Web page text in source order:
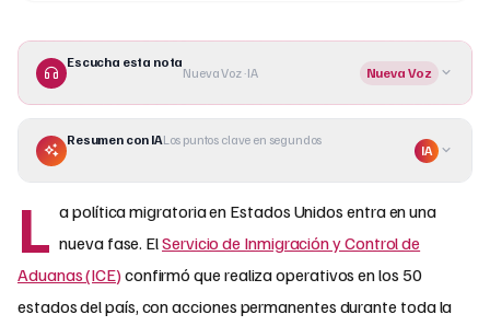
Escucha esta nota
Nueva Voz · IA Nueva Voz
Resumen con IALos puntos clave en segundos
IA
L a política migratoria en Estados Unidos entra en una
nueva fase. ElServicio de Inmigración y Control de
Aduanas (ICE)confirmó que realiza operativos en los 50
estados del país, con acciones permanentes durante toda la